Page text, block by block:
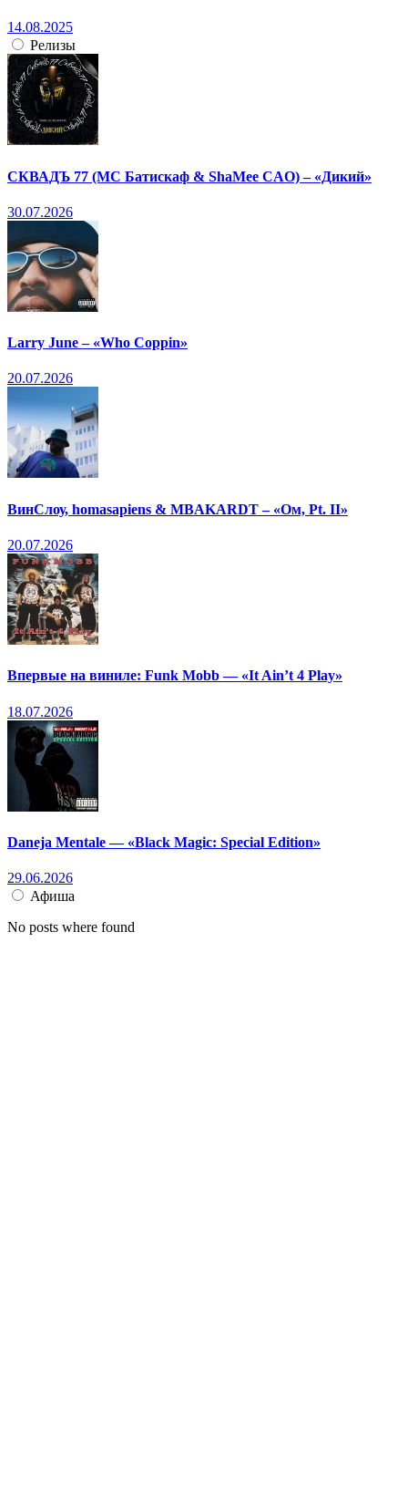
14.08.2025
Релизы
СКВАДЪ 77 (МС Батискаф & ShaMee CAO) – «Дикий»
30.07.2026
Larry June – «Who Coppin»
20.07.2026
ВинСлоу, homasapiens & MBAKARDT – «Ом, Pt. II»
20.07.2026
Впервые на виниле: Funk Mobb — «It Ain’t 4 Play»
18.07.2026
Daneja Mentale — «Black Magic: Special Edition»
29.06.2026
Афиша
No posts where found